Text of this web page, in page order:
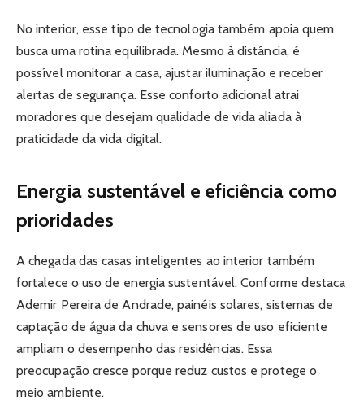
No interior, esse tipo de tecnologia também apoia quem
busca uma rotina equilibrada. Mesmo à distância, é
possível monitorar a casa, ajustar iluminação e receber
alertas de segurança. Esse conforto adicional atrai
moradores que desejam qualidade de vida aliada à
praticidade da vida digital.
Energia sustentável e eficiência como
prioridades
A chegada das casas inteligentes ao interior também
fortalece o uso de energia sustentável. Conforme destaca
Ademir Pereira de Andrade, painéis solares, sistemas de
captação de água da chuva e sensores de uso eficiente
ampliam o desempenho das residências. Essa
preocupação cresce porque reduz custos e protege o
meio ambiente.